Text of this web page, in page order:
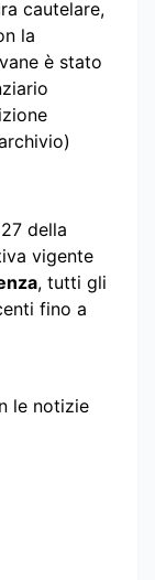
cautelare,
la
è stato
della
vigente
, tutti gli
fino a
le notizie